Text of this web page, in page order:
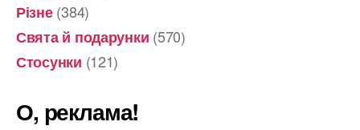
Різне(384)
Свята й подарунки (570)
Стосунки (121)
О, реклама!